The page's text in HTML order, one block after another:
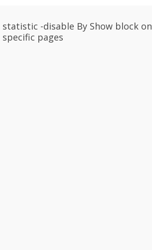
statistic -disable By Show block on
specific pages